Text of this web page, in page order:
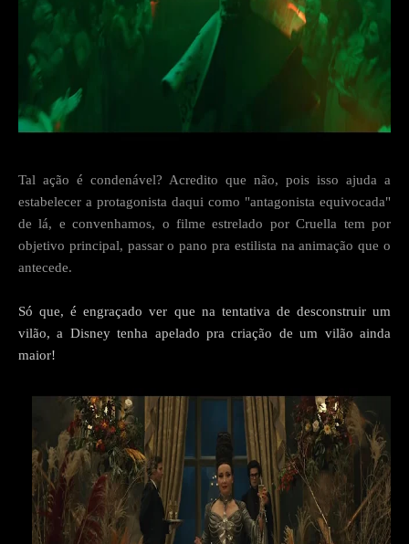
Tal ação é condenável? Acredito que não, pois isso ajuda a
estabelecer a protagonista daqui como "antagonista equivocada"
de lá, e convenhamos, o filme estrelado por Cruella tem por
objetivo principal, passar o pano pra estilista na animação que o
antecede.
Só que, é engraçado ver que na tentativa de desconstruir um
vilão, a Disney tenha apelado pra criação de um vilão ainda
maior!